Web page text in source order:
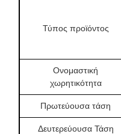
Τύπος προϊόντος
Ονομαστική
χωρητικότητα
Πρωτεύουσα τάση
Δευτερεύουσα Τάση